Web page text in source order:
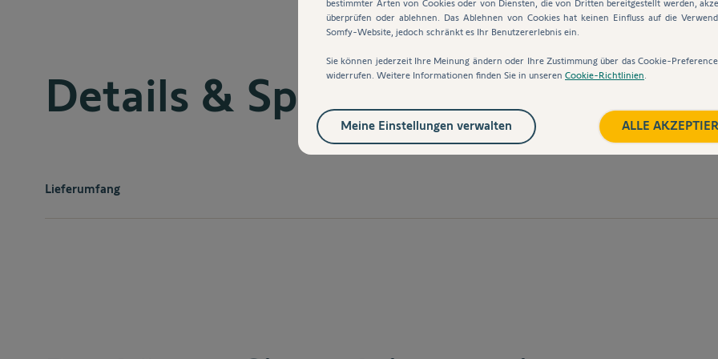
Details & Spezifikationen
Lieferumfang
bestimmter Arten von Cookies oder von Diensten, die von Dritten bereitgestellt werden,
überprüfen oder ablehnen. Das Ablehnen von Cookies hat keinen Einfluss auf die
Somfy-Website, jedoch schränkt es Ihr Benutzererlebnis ein.
Sie können jederzeit Ihre Meinung ändern oder Ihre Zustimmung über das Cookie-
widerrufen. Weitere Informationen finden Sie in unseren Cookie-Richtlinien
ALLE
Meine Einstellungen verwalten